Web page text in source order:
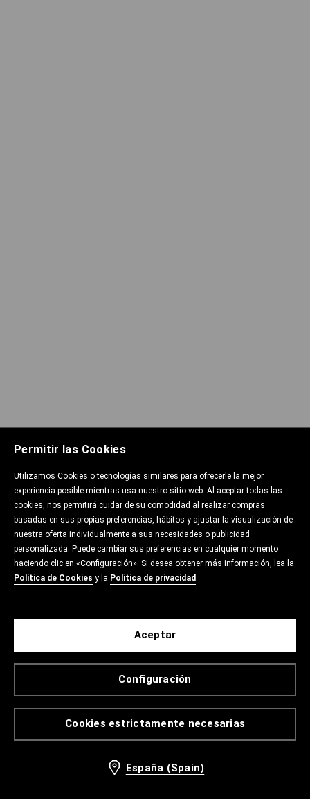
Permitir las Cookies
Utilizamos Cookies o tecnologías similares para ofrecerle la mejor
experiencia posible mientras usa nuestro sitio web. Al aceptar todas las
cookies, nos permitirá cuidar de su comodidad al realizar compras
basadas en sus propias preferencias, hábitos y ajustar la visualización de
nuestra oferta individualmente a sus necesidades o publicidad
personalizada. Puede cambiar sus preferencias en cualquier momento
haciendo clic en «Configuración». Si desea obtener más información, lea la
Política de Cookies y la Política de privacidad.
Cookies estrictamente necesarias
Configuración
Aceptar
España (Spain)